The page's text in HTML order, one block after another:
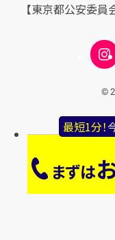
最短1分！
まずは
【東京都公安委
©